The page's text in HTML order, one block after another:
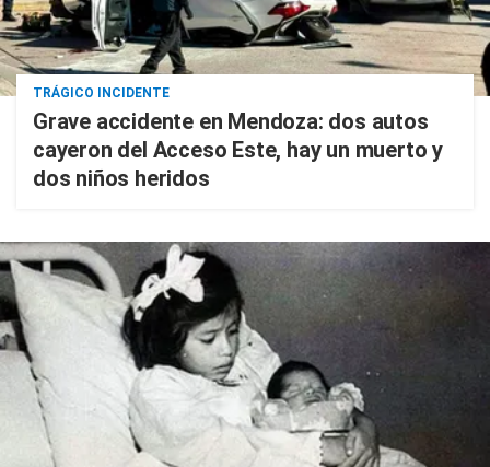
TRÁGICO INCIDENTE
Grave accidente en Mendoza: dos autos
cayeron del Acceso Este, hay un muerto y
dos niños heridos